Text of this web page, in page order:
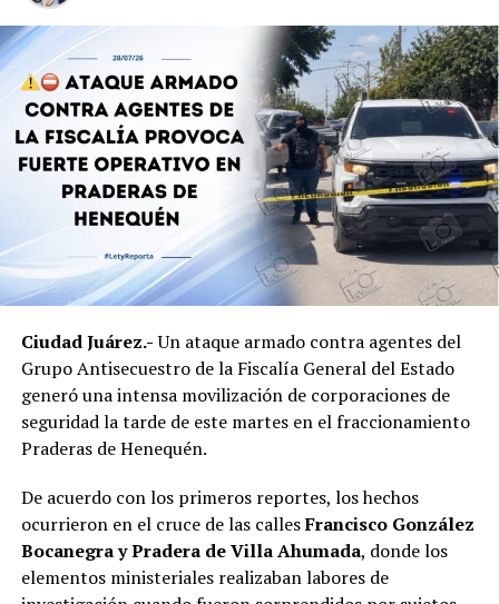
mientras realizaban labores de investigación en un
domicilio ubicado en el cruce deFrancisco González
Bocanegra y Pradera de Villa Ahumada, en el
fraccionamiento Praderas de Henequén.
Sin embargo, el testimonio sostiene una versión distinta
de los hechos y niega que se haya registrado un
enfrentamiento en el lugar.
Hasta el momento, laFiscalía General del Estadono
ha emitido un posicionamiento oficial para confirmar o
aclarar las circunstancias de la intervención.
Ciudad Juárez.-Un ataque armado contra agentes del
Grupo Antisecuestro de la Fiscalía General del Estado
generó una intensa movilización de corporaciones de
seguridad la tarde de este martes en el fraccionamiento
Praderas de Henequén.
De acuerdo con los primeros reportes, los hechos
ocurrieron en el cruce de las callesFrancisco González
Bocanegra y Pradera de Villa Ahumada, donde los
elementos ministeriales realizaban labores de